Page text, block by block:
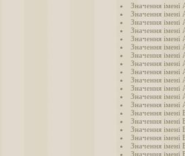
Значення імені
Значення імені
Значення імені
Значення імені
Значення імені
Значення імені
Значення імені
Значення імені
Значення імені
Значення імені
Значення імені
Значення імені
Значення імені
Значення імені
Значення імені
Значення імені
Значення імені
Значення імені
Значення імені